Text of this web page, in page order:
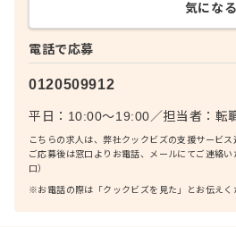
電話で応募
0120509912
平日：10:00〜19:00／担当者： 転
こちらの求人は、弊社クックビズの支援サービス
ご応募後は窓口よりお電話、メールにてご連絡
口）
※お電話の際は「クックビズを見た」とお伝えく
気になる